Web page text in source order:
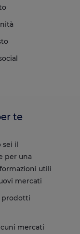
te
sei il
per una
utili
mercati
prodotti
mercati